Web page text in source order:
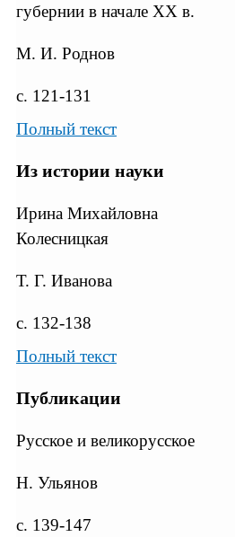
губернии в начале XX в.
М. И. Роднов
с. 121-131
Полный текст
Из истории науки
Ирина Михайловна
Колесницкая
Т. Г. Иванова
с. 132-138
Полный текст
Публикации
Русское и великорусское
Н. Ульянов
с. 139-147